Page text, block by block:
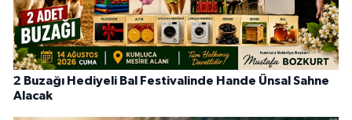
2 Buzağı Hediyeli Bal Festivalinde Hande Ünsal Sahne
Alacak